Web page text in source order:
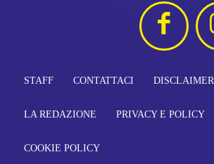
STAFF CONTATTACI DISCLAIMER
LA REDAZIONE PRIVACY E POLICY
COOKIE POLICY